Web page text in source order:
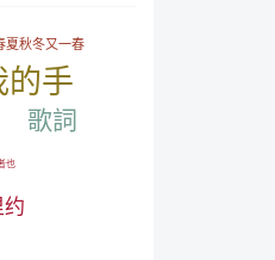
夏秋冬又一春
的手
歌詞
也